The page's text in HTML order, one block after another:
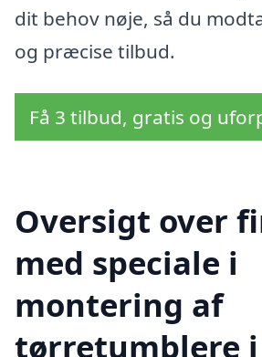
dit behov nøje, så du
og præcise tilbud.
Få 3 tilbud, gratis og
Oversigt over
med speciale i
montering af
tørretumblere i